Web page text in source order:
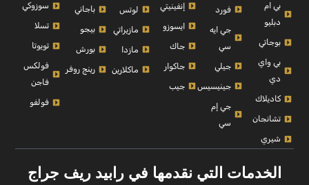
بي ام
دبليو
بوجاتي
بي واي
دي
كاديلاك
تشانجان
شيري
فورد
جي ايه
سي
جيلي
جينيسيس
جي إم
سي
إنفينيتي
ايسوزو
جاك
جاكوار
جيب
لوتس
مازيراتي
مازدا
ماكلارين
باجاني
بيجو
بورش
رينج روفر
سوزوكي
تسلا
تويوتا
فولكس
فاجن
فولفو
الخدمات التي نقدمها في رابيد ريف جراج